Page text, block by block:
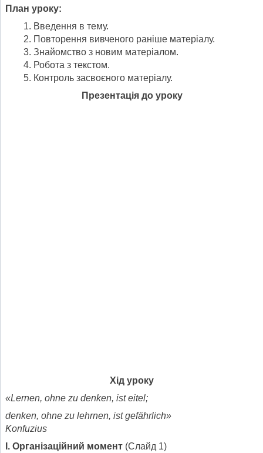
План уроку:
Введення в тему.
Повторення вивченого раніше матеріалу.
Знайомство з новим матеріалом.
Робота з текстом.
Контроль засвоєного матеріалу.
Презентація до уроку
Хід уроку
«Lernen, ohne zu denken, ist eitel;
denken, ohne zu lehrnen, ist gefӓhrlich»
Konfuzius
І. Організаційний момент (Слайд 1)